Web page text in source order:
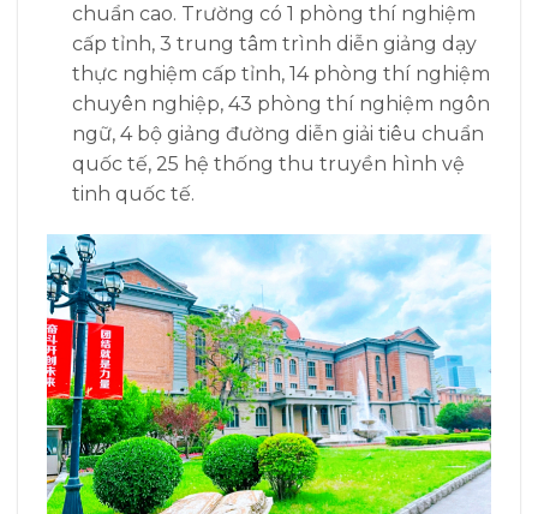
chuẩn cao. Trường có 1 phòng thí nghiệm
cấp tỉnh, 3 trung tâm trình diễn giảng dạy
thực nghiệm cấp tỉnh, 14 phòng thí nghiệm
chuyên nghiệp, 43 phòng thí nghiệm ngôn
ngữ, 4 bộ giảng đường diễn giải tiêu chuẩn
quốc tế, 25 hệ thống thu truyền hình vệ
tinh quốc tế.